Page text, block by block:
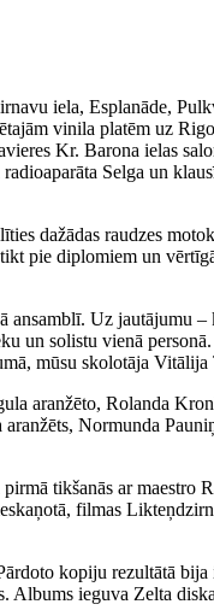
iela, Esplanāde,
vinila platēm uz
Kr. Barona ielas
Selga un
dažādas raudzes
pie diplomiem un
Uz jautājumu
un solistu vienā
mūsu skolotāja
aranžēto, Rolanda
Normunda
tikšanās ar maestro
filmas
kopiju rezultātā
Albums ieguva Zelta